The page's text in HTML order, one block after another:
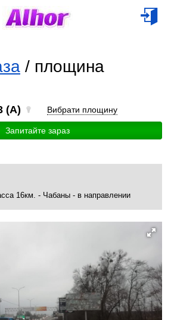
/ площина
(A) Вибрати площину
Запитайте зараз
16км. - Чабаны - в направлении